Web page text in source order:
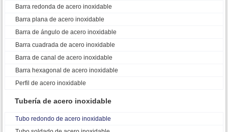
Barra redonda de acero inoxidable
Barra plana de acero inoxidable
Barra de ángulo de acero inoxidable
Barra cuadrada de acero inoxidable
Barra de canal de acero inoxidable
Barra hexagonal de acero inoxidable
Perfil de acero inoxidable
Tubería de acero inoxidable
Tubo redondo de acero inoxidable